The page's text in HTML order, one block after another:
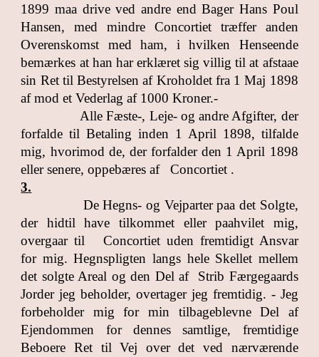
1899 maa drive ved andre end Bager Hans Poul
Hansen, med mindre Concortiet træffer anden
Overenskomst med ham, i hvilken Henseende
bemærkes at han har erklæret sig villig til at afstaae
sin Ret til Bestyrelsen af Kroholdet fra 1 Maj 1898
af mod et Vederlag af 1000 Kroner.-
Alle Fæste-, Leje- og andre Afgifter, der
forfalde til Betaling inden 1 April 1898, tilfalde
mig, hvorimod de, der forfalder den 1 April 1898
eller senere, oppebæres af Concortiet .
3.
De Hegns- og Vejparter paa det Solgte,
der hidtil have tilkommet eller paahvilet mig,
overgaar til Concortiet uden fremtidigt Ansvar
for mig. Hegnspligten langs hele Skellet mellem
det solgte Areal og den Del af Strib Færgegaards
Jorder jeg beholder, overtager jeg fremtidig. - Jeg
forbeholder mig for min tilbageblevne Del af
Ejendommen for dennes samtlige, fremtidige
Beboere Ret til Vej over det ved nærværende